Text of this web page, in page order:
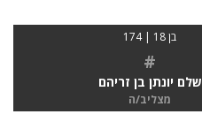
בן 18 | 174
#
שלם יונתן בן זריהם
מצליב/ה